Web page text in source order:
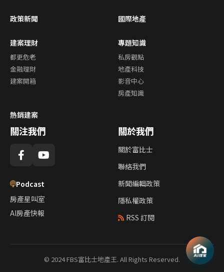
政策新聞 國際地產
建案理財
都更危老
金融理財
建案開箱
專題知識
私房觀點
地產科技
影音中心
房產知識
熱銷建案
關注我們
Podcast
房產星叫室
AI房產快報
關於我們
關於富比士
聯絡我們
新聞編輯政策
隱私權政策
RSS 訂閱
© 2024 FBS富比士地產王. All Rights Reserved.